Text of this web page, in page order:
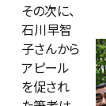
その次に、
石川早智
子さんから
アピール
を促され